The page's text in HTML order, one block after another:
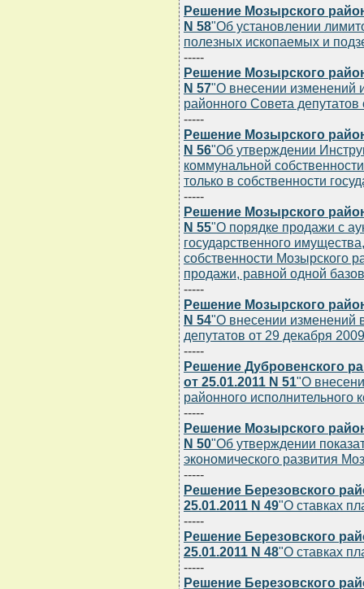
Решение Мозырского
N 58"Об установлении
полезных ископаемых и
-----
Решение Мозырского
N 57"О внесении изменений
районного Совета
-----
Решение Мозырского
N 56"Об утверждении
коммунальной
только в собственности
-----
Решение Мозырского
N 55"О порядке продажи с
государственного
собственности Мозырского
продажи, равной одной
-----
Решение Мозырского
N 54"О внесении изменений
депутатов от 29 декабря
-----
Решение Дубровенского
от 25.01.2011 N 51"О
районного исполнительного
-----
Решение Мозырского
N 50"Об утверждении
экономического развития
-----
Решение Березовского
25.01.2011 N 49"О ставках
-----
Решение Березовского
25.01.2011 N 48"О ставках
-----
Решение Березовского